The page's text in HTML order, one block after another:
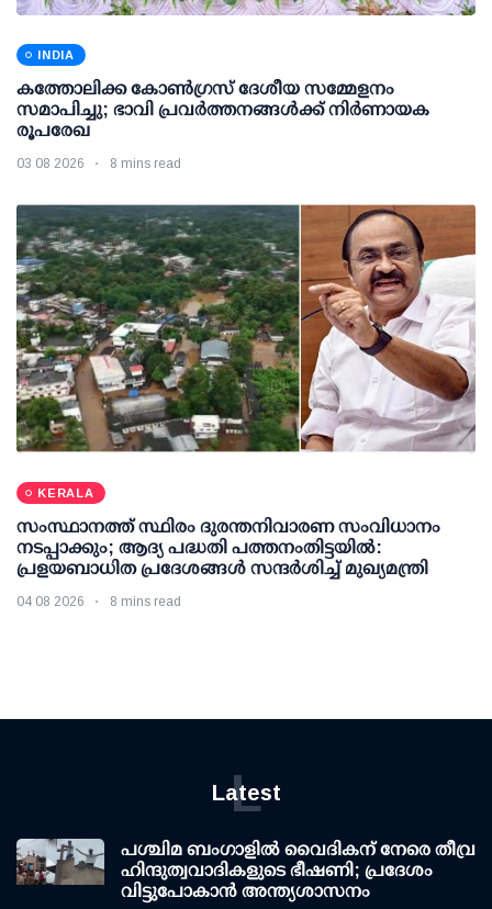
INDIA
കത്തോലിക്ക കോൺഗ്രസ് ദേശീയ സമ്മേളനം
സമാപിച്ചു; ഭാവി പ്രവർത്തനങ്ങൾക്ക് നിർണായക
രൂപരേഖ
03 08 2026 8 mins read
KERALA
സംസ്ഥാനത്ത് സ്ഥിരം ദുരന്തനിവാരണ സംവിധാനം
നടപ്പാക്കും; ആദ്യ പദ്ധതി പത്തനംതിട്ടയില്‍:
പ്രളയബാധിത പ്രദേശങ്ങള്‍ സന്ദര്‍ശിച്ച് മുഖ്യമന്ത്രി
04 08 2026 8 mins read
Latest
L
പശ്ചിമ ബംഗാളിൽ വൈദികന് നേരെ തീവ്ര
ഹിന്ദുത്വവാദികളുടെ ഭീഷണി; പ്രദേശം
വിട്ടുപോകാൻ അന്ത്യശാസനം